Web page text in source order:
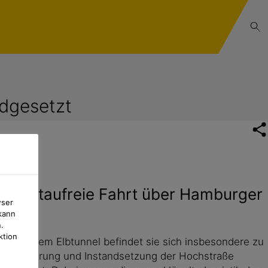
staufreie Fahrt über Hamburger
vor dem Elbtunnel befindet sie sich insbesondere zu
und Instandsetzung der Hochstraße